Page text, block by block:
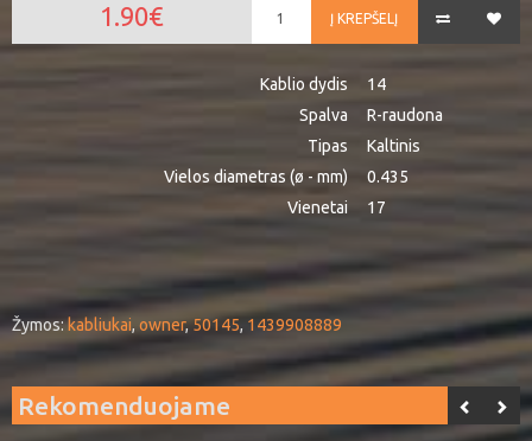
Į KREPŠELĮ
1.90€
Kablio dydis
14
Spalva
R-raudona
Tipas
Kaltinis
Vielos diametras (ø - mm)
0.435
Vienetai
17
Žymos:kabliukai, owner,50145, 1439908889
Rekomenduojame